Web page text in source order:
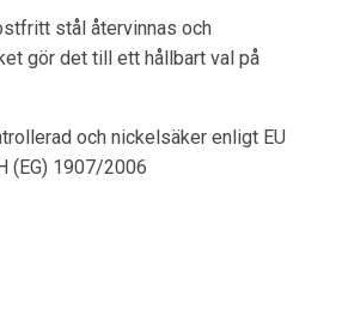
stål återvinnas och
gör det till ett hållbart val på
och nickelsäker enligt EU
(EG) 1907/2006